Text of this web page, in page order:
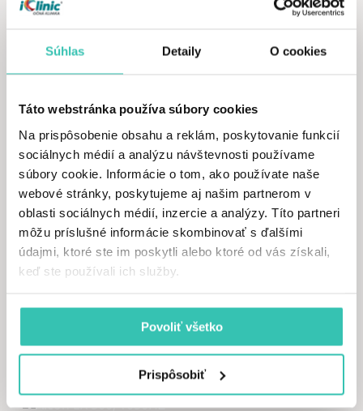
Súhlas Detaily O cookies
Táto webstránka používa súbory cookies
Na prispôsobenie obsahu a reklám, poskytovanie funkcií
sociálnych médií a analýzu návštevnosti používame
súbory cookie. Informácie o tom, ako používate naše
webové stránky, poskytujeme aj našim partnerom v
oblasti sociálnych médií, inzercie a analýzy. Títo partneri
môžu príslušné informácie skombinovať s ďalšími
údajmi, ktoré ste im poskytli alebo ktoré od vás získali,
keď ste používali ich služby.
Povoliť všetko
Prispôsobiť
FEMTOSEKUNDOVÝ LASER ZIEMER
Femtosekundový laser FEMTO LDV Z8, ktorý sa
využíva pri metóde Z-LASIK Z 3D je najnovším
laserom z dielne švajčiarkej značky Ziemer. Od iných
laserov sa odlišuje tým, že umožňuje komplexnú
chirurgiu rohovky.